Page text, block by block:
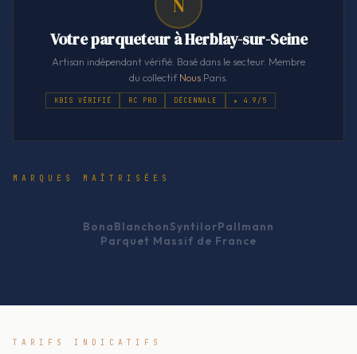
Votre parqueteur à Herblay-sur-Seine
Artisan indépendant vérifié. Basé dans le secteur. Membre
du collectifNous .Paris.
KBIS VÉRIFIÉ RC PRO DÉCENNALE ★ 4.9/5
MARQUES MAÎTRISÉES
BonaBlanchonSyntilorPallmann
Parquet Massif de France
TARIFS INDICATIFS